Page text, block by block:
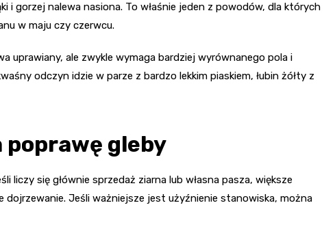
i gorzej nalewa nasiona. To właśnie jeden z powodów, dla których
w maju czy czerwcu.
uprawiany, ale zwykle wymaga bardziej wyrównanego pola i
odczyn idzie w parze z bardzo lekkim piaskiem, łubin żółty z
poprawę gleby
liczy się głównie sprzedaż ziarna lub własna pasza, większe
Jeśli ważniejsze jest użyźnienie stanowiska, można